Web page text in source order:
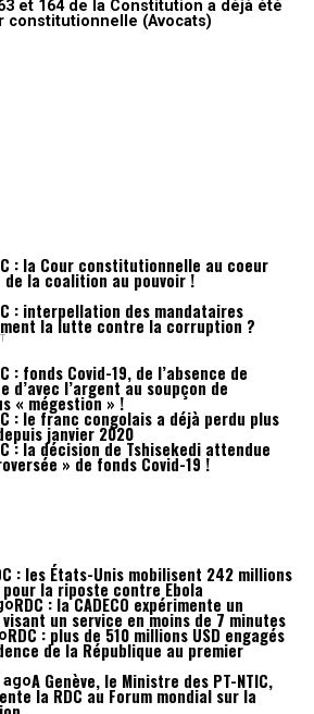
: la Cour constitutionnelle au coeur
de la coalition au pouvoir !
: interpellation des mandataires
la lutte contre la corruption ?
: fonds Covid-19, de l’absence de
d’avec l’argent au soupçon de
« mégestion » !
: le franc congolais a déjà perdu plus
janvier 2020
: la décision de Tshisekedi attendue
» de fonds Covid-19 !
: les États-Unis mobilisent 242 millions
pour la riposte contre Ebola
RDC : la CADECO expérimente un
un service en moins de 7 minutes
RDC : plus de 510 millions USD engagés
de la République au premier
agoA Genève, le Ministre des PT-NTIC,
la RDC au Forum mondial sur la